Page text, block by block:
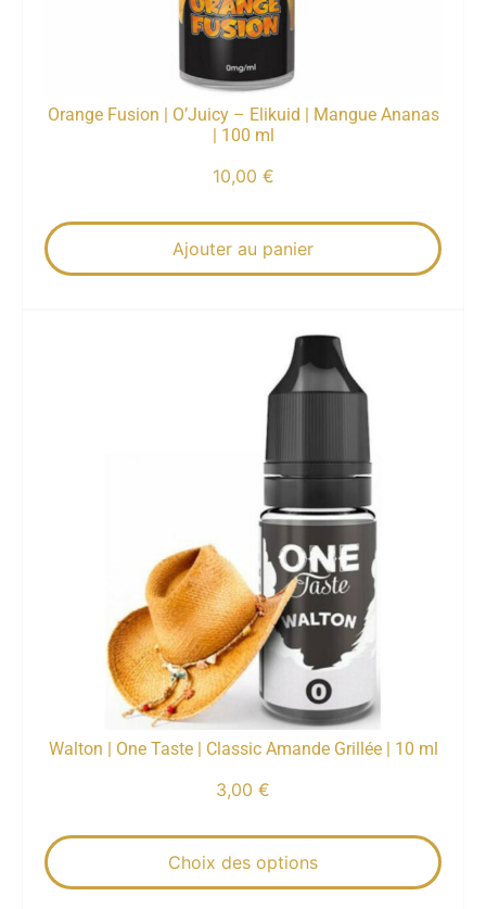
Orange Fusion | O’Juicy – Elikuid | Mangue Ananas
| 100 ml
10,00 €
Ajouter au panier
Walton | One Taste | Classic Amande Grillée | 10 ml
3,00 €
Choix des options